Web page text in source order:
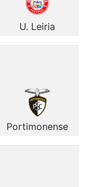
U. Leiria
Portimonense